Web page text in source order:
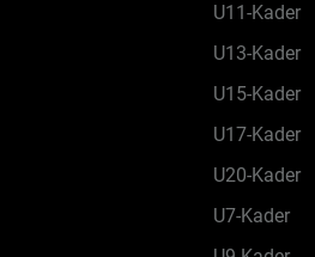
U11-Kader
U13-Kader
U15-Kader
U17-Kader
U20-Kader
U7-Kader